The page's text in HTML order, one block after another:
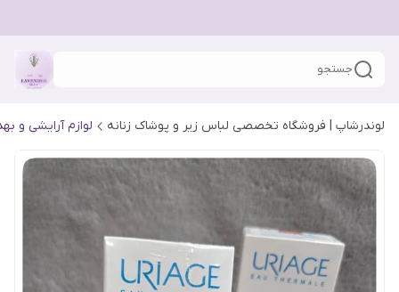
جستجو
لوندرشاپ | فروشگاه تخصصی لباس زیر و پوشاک زنانه لوازم آرایشی و